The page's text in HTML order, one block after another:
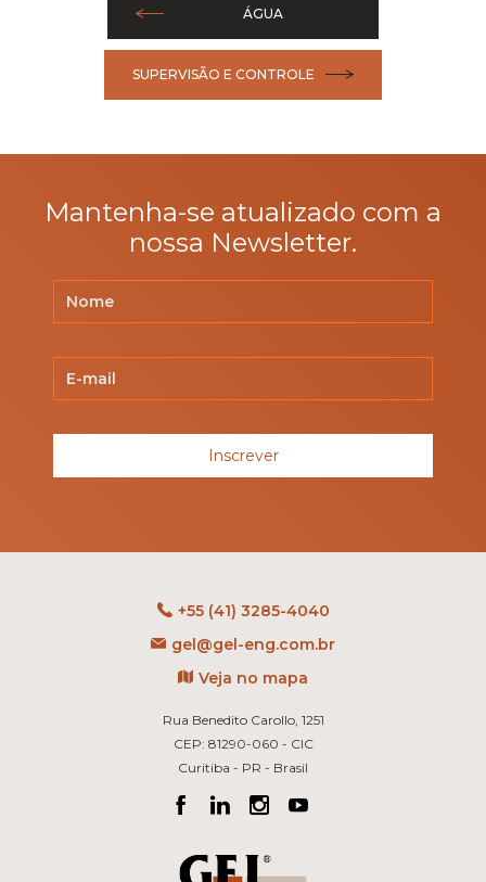
ÁGUA
SUPERVISÃO E CONTROLE
Mantenha-se atualizado com a
nossa Newsletter.
Inscrever
+55 (41) 3285-4040
gel@gel-eng.com.br
Veja no mapa
Rua Benedito Carollo, 1251
CEP: 81290-060 - CIC
Curitiba - PR - Brasil